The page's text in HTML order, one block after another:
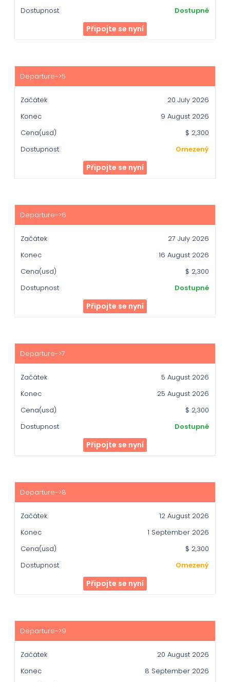
Dostupné
Připojte se nyní
20 July 2026
9 August 2026
$ 2,300
Omezený
Připojte se nyní
27 July 2026
16 August 2026
$ 2,300
Dostupné
Připojte se nyní
5 August 2026
25 August 2026
$ 2,300
Dostupné
Připojte se nyní
12 August 2026
1 September 2026
$ 2,300
Omezený
Připojte se nyní
20 August 2026
8 September 2026